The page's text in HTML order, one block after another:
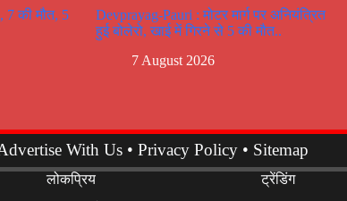
7 की मौत, 5
Devprayag-Pauri : मोटर मार्ग पर अनियंत्रित
हुई बोलेरो, खाई में गिरने से 5 की मौत..
7 August 2026
With Us • Privacy Policy • Sitemap
लोकप्रिय
ट्रेंडिंग